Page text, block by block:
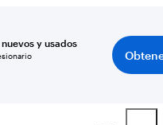
y usados